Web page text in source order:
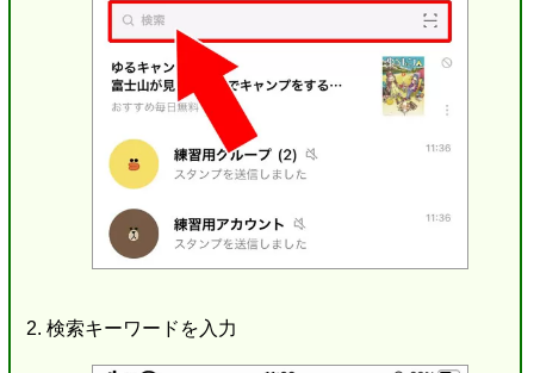
検索キーワードを入力